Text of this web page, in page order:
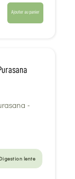
Ajouter au panier
lente